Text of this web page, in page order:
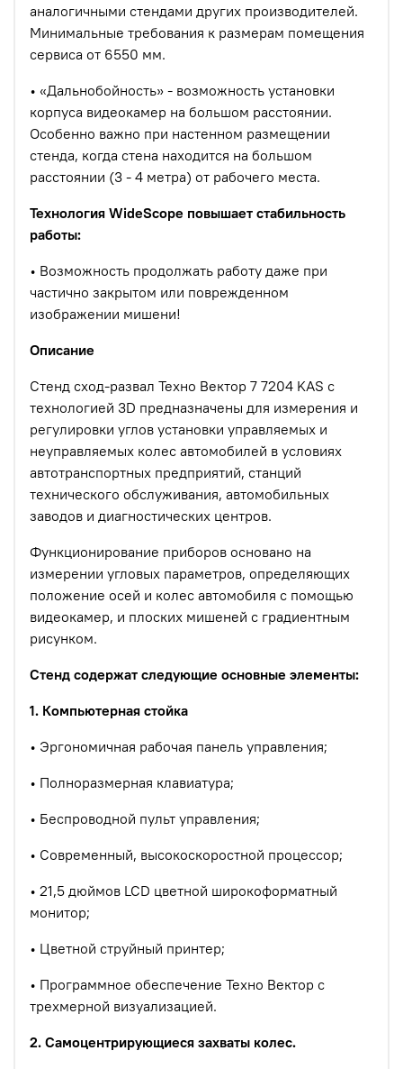
аналогичными стендами других производителей.
Минимальные требования к размерам помещения
сервиса от 6550 мм.
• «Дальнобойность» - возможность установки
корпуса видеокамер на большом расстоянии.
Особенно важно при настенном размещении
стенда, когда стена находится на большом
расстоянии (3 - 4 метра) от рабочего места.
Технология WideScope повышает стабильность
работы:
• Возможность продолжать работу даже при
частично закрытом или поврежденном
изображении мишени!
Описание
Стенд сход-развал Техно Вектор 7 7204 KAS с
технологией 3D предназначены для измерения и
регулировки углов установки управляемых и
неуправляемых колес автомобилей в условиях
автотранспортных предприятий, станций
технического обслуживания, автомобильных
заводов и диагностических центров.
Функционирование приборов основано на
измерении угловых параметров, определяющих
положение осей и колес автомобиля с помощью
видеокамер, и плоских мишеней с градиентным
рисунком.
Стенд содержат следующие основные элементы:
1. Компьютерная стойка
• Эргономичная рабочая панель управления;
• Полноразмерная клавиатура;
• Беспроводной пульт управления;
• Современный, высокоскоростной процессор;
• 21,5 дюймов LCD цветной широкоформатный
монитор;
• Цветной струйный принтер;
• Программное обеспечение Техно Вектор с
трехмерной визуализацией.
2. Самоцентрирующиеся захваты колес.